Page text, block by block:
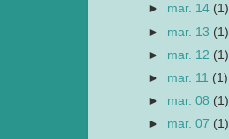
► mar. 14 (1)
► mar. 13 (1)
► mar. 12 (1)
► mar. 11 (1)
► mar. 08 (1)
► mar. 07 (1)